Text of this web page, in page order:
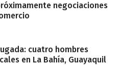
negociaciones
cuatro hombres
en La Bahía, Guayaquil